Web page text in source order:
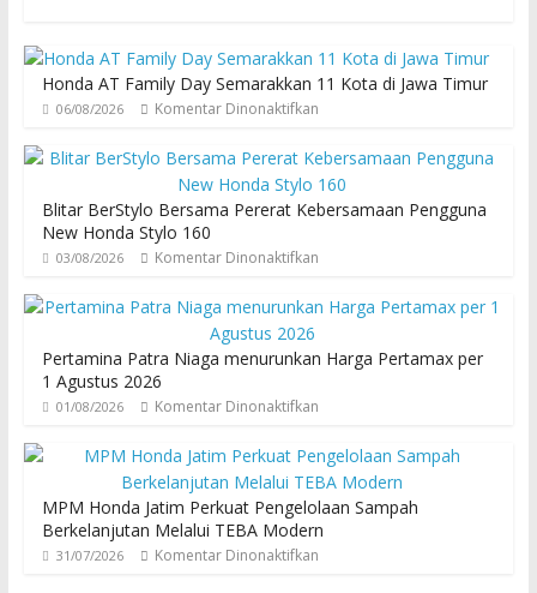
Honda AT Family Day Semarakkan 11 Kota di Jawa Timur
06/08/2026 Komentar Dinonaktifkan
Blitar BerStylo Bersama Pererat Kebersamaan Pengguna
New Honda Stylo 160
03/08/2026 Komentar Dinonaktifkan
Pertamina Patra Niaga menurunkan Harga Pertamax per
1 Agustus 2026
01/08/2026 Komentar Dinonaktifkan
MPM Honda Jatim Perkuat Pengelolaan Sampah
Berkelanjutan Melalui TEBA Modern
31/07/2026 Komentar Dinonaktifkan